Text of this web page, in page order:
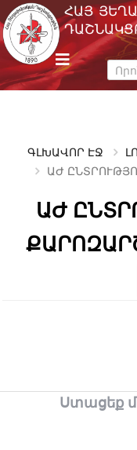
Skip
to
content
m
e
n
u
ՀԱՅ
ԳԼԽԱՎՈՐ ԷՋ
ԱԺ
ԱԺ
Ստացեք